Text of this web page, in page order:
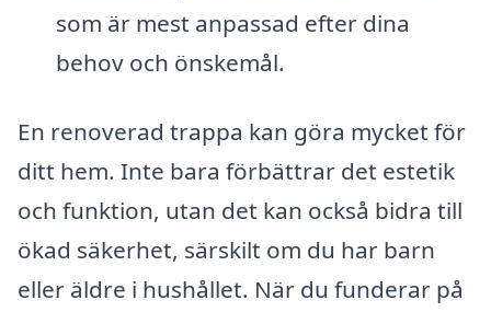
som är mest anpassad efter dina
behov och önskemål.
En renoverad trappa kan göra mycket för
ditt hem. Inte bara förbättrar det estetik
och funktion, utan det kan också bidra till
ökad säkerhet, särskilt om du har barn
eller äldre i hushållet. När du funderar på